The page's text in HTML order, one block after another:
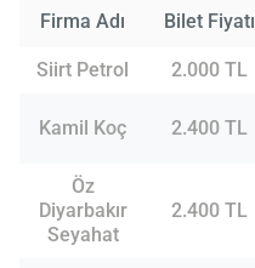
Firma Adı Bilet Fiyatı
Siirt Petrol
2.000 TL
Kamil Koç 2.400 TL
Öz
Diyarbakır
Seyahat
2.400 TL